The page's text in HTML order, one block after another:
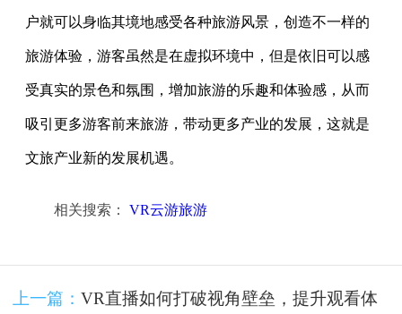
户就可以身临其境地感受各种旅游风景，创造不一样的
旅游体验，游客虽然是在虚拟环境中，但是依旧可以感
受真实的景色和氛围，增加旅游的乐趣和体验感，从而
吸引更多游客前来旅游，带动更多产业的发展，这就是
文旅产业新的发展机遇。
相关搜索： VR云游旅游
上一篇： VR直播如何打破视角壁垒，提升观看体